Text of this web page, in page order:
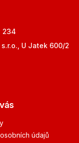
234
U Jatek 600/2
údajů